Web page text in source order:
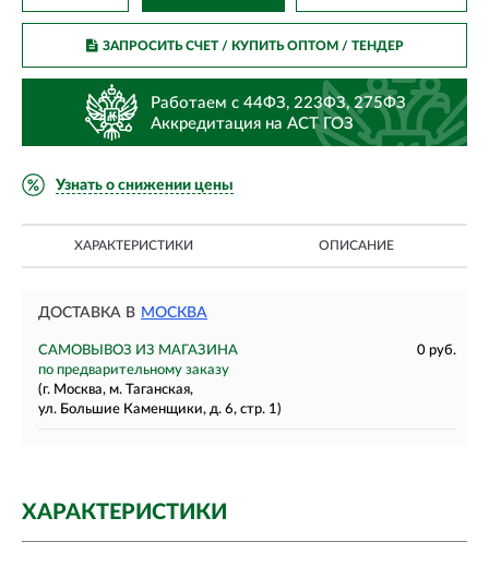
ЗАПРОСИТЬ СЧЕТ / КУПИТЬ ОПТОМ/ ТЕНДЕР
Работаем с 44ФЗ, 223ФЗ, 275ФЗ
Аккредитация на АСТ ГОЗ
Узнать о снижении цены
ХАРАКТЕРИСТИКИ ОПИСАНИЕ
ДОСТАВКА В МОСКВА
САМОВЫВОЗ ИЗ МАГАЗИНА
0 руб.
по предварительному заказу
(г. Москва, м. Таганская,
ул. Большие Каменщики, д. 6, стр. 1)
ХАРАКТЕРИСТИКИ